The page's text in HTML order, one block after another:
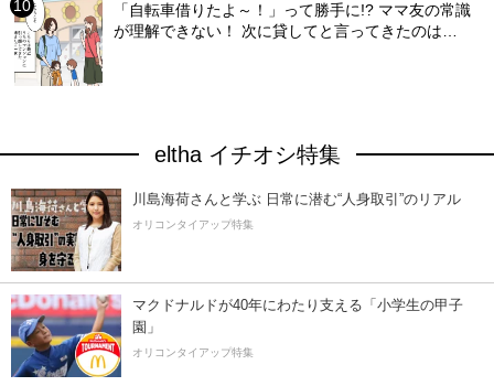
「自転車借りたよ～！」って勝手に!? ママ友の常識
が理解できない！ 次に貸してと言ってきたのは…
eltha イチオシ特集
川島海荷さんと学ぶ 日常に潜む“人身取引”のリアル
オリコンタイアップ特集
マクドナルドが40年にわたり支える「小学生の甲子
園」
オリコンタイアップ特集